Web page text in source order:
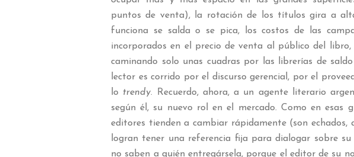
puntos de venta), la rotación de los títulos gira a
funciona se salda o se pica, los costos de las
incorporados en el precio de venta al público del
caminando solo unas cuadras por las librerías de
lector es corrido por el discurso gerencial, por el
lo trendy. Recuerdo, ahora, a un agente literario
según él, su nuevo rol en el mercado. Como en esas
editores tienden a cambiar rápidamente (son echados,
logran tener una referencia fija para dialogar sobre
no saben a quién entregársela, porque el editor de su